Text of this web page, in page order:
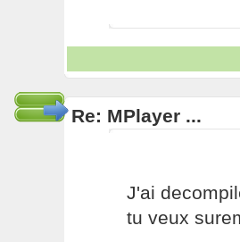
Re: MPlayer ...
J'ai
tu veux